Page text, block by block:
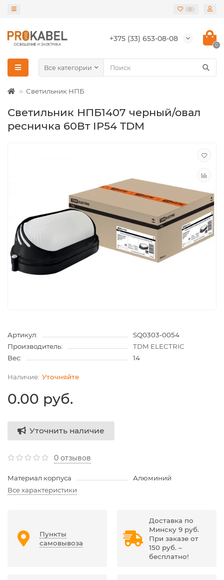
0
+375 (33) 653-08-08
0
Все категории
Светильник НПБ
Светильник НПБ1407 черный/овал
ресничка 60Вт IP54 TDM
Артикул:
SQ0303-0054
Производитель:
TDM ELECTRIC
Вес:
14
Уточняйте
0.00 руб.
Уточнить наличие
0 отзывов
Материал корпуса
Алюминий
Все характеристики
Пункты
самовывоза
Доставка по
Минску 9 руб.
При заказе от
150 руб. –
бесплатно!